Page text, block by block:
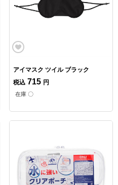
アイマスク ツイル ブラック
税込 715 円
在庫 〇